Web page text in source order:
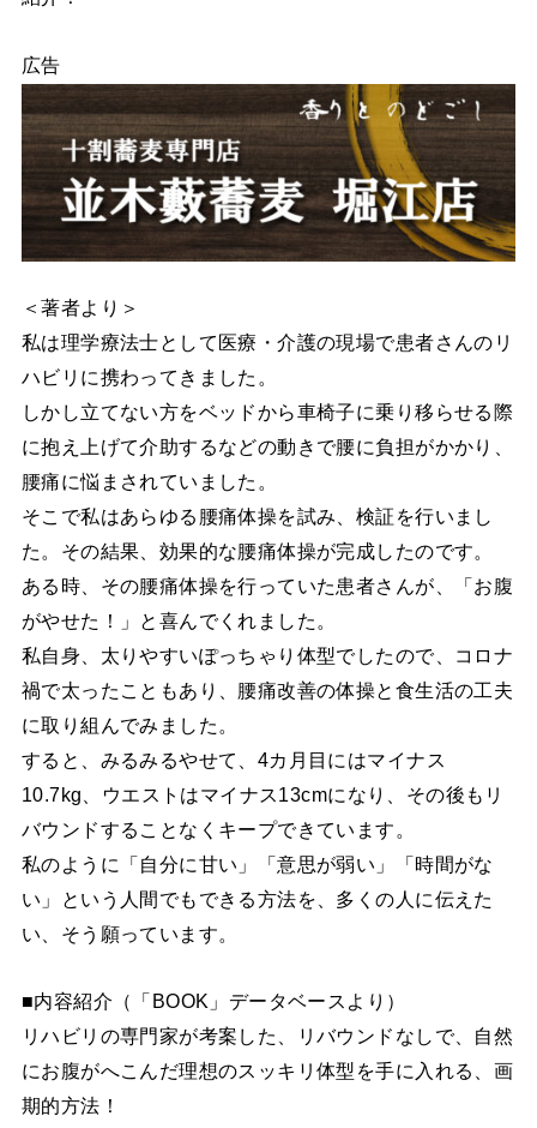
広告
＜著者より＞
私は理学療法士として医療・介護の現場で患者さんのリ
ハビリに携わってきました。
しかし立てない方をベッドから車椅子に乗り移らせる際
に抱え上げて介助するなどの動きで腰に負担がかかり、
腰痛に悩まされていました。
そこで私はあらゆる腰痛体操を試み、検証を行いまし
た。その結果、効果的な腰痛体操が完成したのです。
ある時、その腰痛体操を行っていた患者さんが、「お腹
がやせた！」と喜んでくれました。
私自身、太りやすいぽっちゃり体型でしたので、コロナ
禍で太ったこともあり、腰痛改善の体操と食生活の工夫
に取り組んでみました。
すると、みるみるやせて、4カ月目にはマイナス
10.7kg、ウエストはマイナス13cmになり、その後もリ
バウンドすることなくキープできています。
私のように「自分に甘い」「意思が弱い」「時間がな
い」という人間でもできる方法を、多くの人に伝えた
い、そう願っています。
■内容紹介（「BOOK」データベースより）
リハビリの専門家が考案した、リバウンドなしで、自然
にお腹がへこんだ理想のスッキリ体型を手に入れる、画
期的方法！